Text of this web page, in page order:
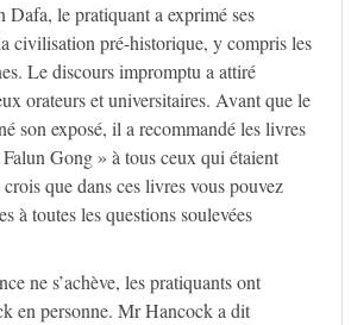
Dafa, le pratiquant a exprimé ses
civilisation pré-historique, y compris les
Le discours impromptu a attiré
orateurs et universitaires. Avant que le
son exposé, il a recommandé les livres
Gong » à tous ceux qui étaient
que dans ces livres vous pouvez
à toutes les questions soulevées
ne s’achève, les pratiquants ont
en personne. Mr Hancock a dit